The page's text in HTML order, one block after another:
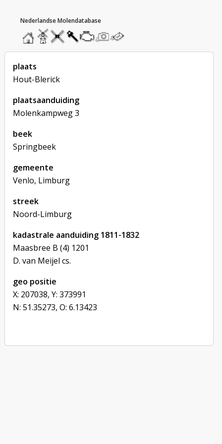
homemolendatabase
roedendatabase
assendatabase
motorendatabase
stuur
een
foto
stuur
een
bericht
plaats
Hout-Blerick
plaatsaanduiding
Molenkampweg 3
beek
Springbeek
gemeente
Venlo, Limburg
streek
Noord-Limburg
kadastrale aanduiding 1811-1832
Maasbree B (4) 1201
D. van Meijel cs.
geo positie
X: 207038, Y: 373991
N: 51.35273, O: 6.13423